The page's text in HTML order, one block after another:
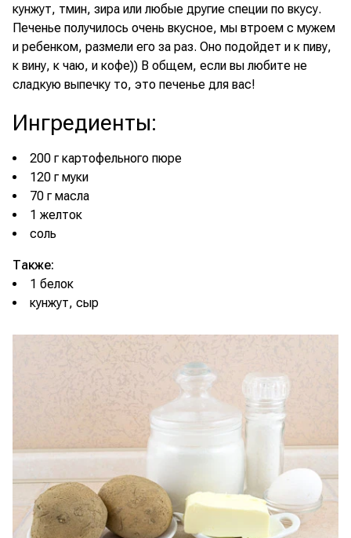
кунжут, тмин, зира или любые другие специи по вкусу.
Печенье получилось очень вкусное, мы втроем с мужем
и ребенком, размели его за раз. Оно подойдет и к пиву,
к вину, к чаю, и кофе)) В общем, если вы любите не
сладкую выпечку то, это печенье для вас!
Ингредиенты:
200 г картофельного пюре
120 г муки
70 г масла
1 желток
соль
Также:
1 белок
кунжут, сыр